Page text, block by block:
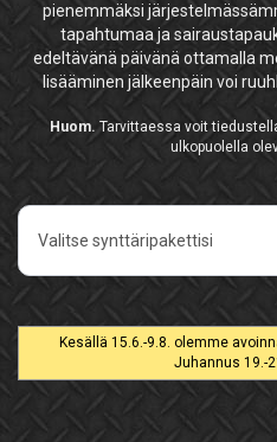
pienemmäksi
tapahtumaa ja
edeltävänä päivänä ottamalla
lisääminen jälkeenpäin voi
Huom. Tarvittaessa voit
ulkopuolella
Kesällä 15.6.-9.8. olemme
Juhannus 19.-